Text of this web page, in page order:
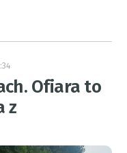
Ofiara to
z